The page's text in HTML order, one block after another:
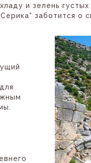
и зелень
заботится о